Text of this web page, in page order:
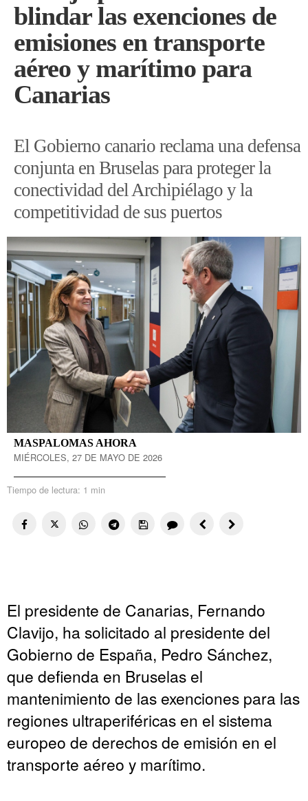
blindar las exenciones de
emisiones en transporte
aéreo y marítimo para
Canarias
El Gobierno canario reclama una defensa
conjunta en Bruselas para proteger la
conectividad del Archipiélago y la
competitividad de sus puertos
MASPALOMAS AHORA
MIÉRCOLES, 27 DE MAYO DE 2026
Tiempo de lectura: 1 min
El presidente de Canarias, Fernando
Clavijo, ha solicitado al presidente del
Gobierno de España, Pedro Sánchez,
que defienda en Bruselas el
mantenimiento de las exenciones para las
regiones ultraperiféricas en el sistema
europeo de derechos de emisión en el
transporte aéreo y marítimo.